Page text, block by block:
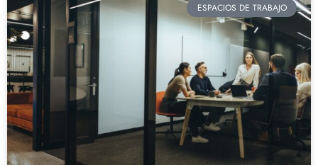
ESPACIOS DE TRABAJO